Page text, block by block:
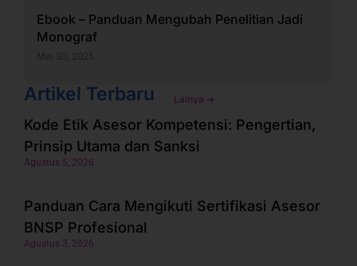
Ebook – Panduan Mengubah Penelitian Jadi
Monograf
Mei 30, 2025
Artikel Terbaru Lainya ➜
Kode Etik Asesor Kompetensi: Pengertian,
Prinsip Utama dan Sanksi
Agustus 5, 2026
Panduan Cara Mengikuti Sertifikasi Asesor
BNSP Profesional
Agustus 3, 2026